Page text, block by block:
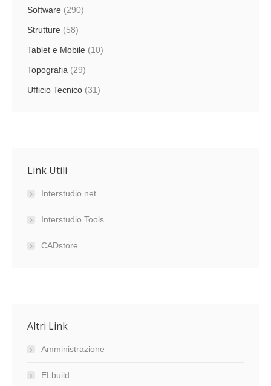
Software (290)
Strutture (58)
Tablet e Mobile (10)
Topografia (29)
Ufficio Tecnico (31)
Link Utili
Interstudio.net
Interstudio Tools
CADstore
Altri Link
Amministrazione
ELbuild